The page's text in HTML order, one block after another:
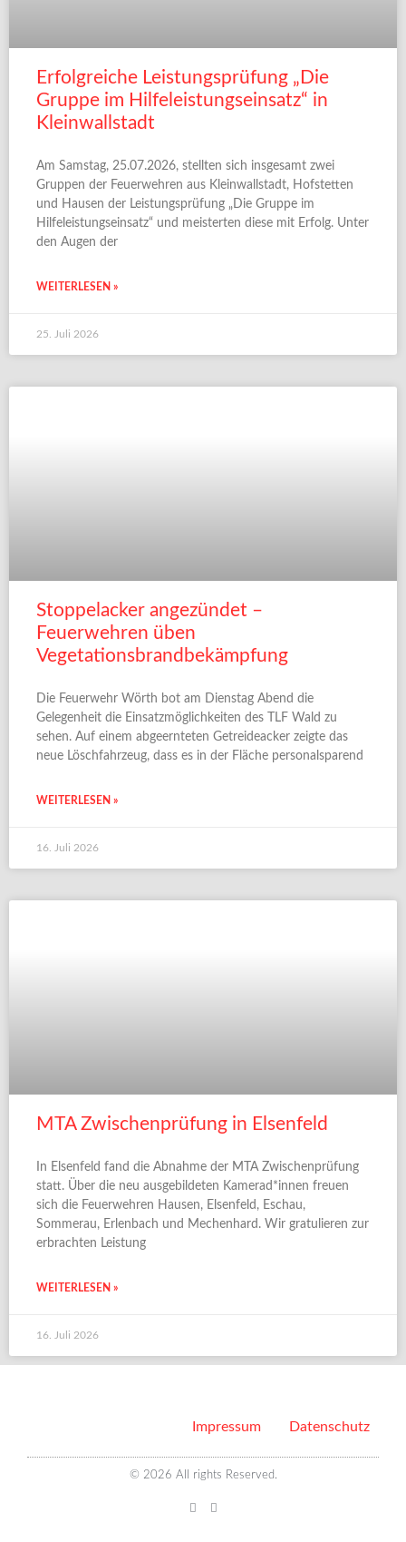
Erfolgreiche Leistungsprüfung „Die
Gruppe im Hilfeleistungseinsatz“ in
Kleinwallstadt
Am Samstag, 25.07.2026, stellten sich insgesamt zwei
Gruppen der Feuerwehren aus Kleinwallstadt, Hofstetten
und Hausen der Leistungsprüfung „Die Gruppe im
Hilfeleistungseinsatz“ und meisterten diese mit Erfolg. Unter
den Augen der
WEITERLESEN »
25. Juli 2026
Stoppelacker angezündet –
Feuerwehren üben
Vegetationsbrandbekämpfung
Die Feuerwehr Wörth bot am Dienstag Abend die
Gelegenheit die Einsatzmöglichkeiten des TLF Wald zu
sehen. Auf einem abgeernteten Getreideacker zeigte das
neue Löschfahrzeug, dass es in der Fläche personalsparend
WEITERLESEN »
16. Juli 2026
MTA Zwischenprüfung in Elsenfeld
In Elsenfeld fand die Abnahme der MTA Zwischenprüfung
statt. Über die neu ausgebildeten Kamerad*innen freuen
sich die Feuerwehren Hausen, Elsenfeld, Eschau,
Sommerau, Erlenbach und Mechenhard. Wir gratulieren zur
erbrachten Leistung
WEITERLESEN »
16. Juli 2026
Impressum Datenschutz
© 2026 All rights Reserved.